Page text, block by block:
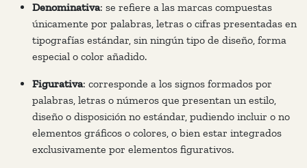
Denominativa: se refiere a las marcas compuestas
únicamente por palabras, letras o cifras presentadas en
tipografías estándar, sin ningún tipo de diseño, forma
especial o color añadido.
Figurativa: corresponde a los signos formados por
palabras, letras o números que presentan un estilo,
diseño o disposición no estándar, pudiendo incluir o no
elementos gráficos o colores, o bien estar integrados
exclusivamente por elementos figurativos.